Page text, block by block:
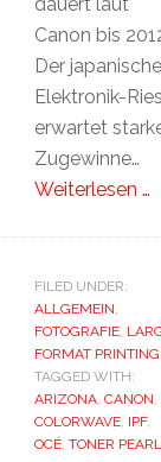
Canon bis
Der japanische
Elektronik-
erwartet
Zugewinne…
Weiterlesen …
FILED UNDER:
ALLGEMEIN,
FOTOGRAFIE,
FORMAT PRINTING
TAGGED WITH:
ARIZONA, CANON,
COLORWAVE, IPF,
OCÉ, TONER